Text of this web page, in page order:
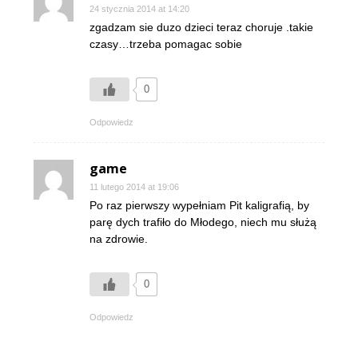
24 stycznia 2014 at 14:20
zgadzam sie duzo dzieci teraz choruje .takie
czasy…trzeba pomagac sobie
0
Odpowiedz
game
11 lutego 2014 at 19:06
Po raz pierwszy wypełniam Pit kaligrafią, by
parę dych trafiło do Młodego, niech mu służą
na zdrowie.
0
Odpowiedz